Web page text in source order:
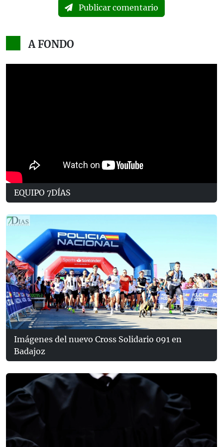
Publicar comentario
A FONDO
EQUIPO 7DÍAS
Imágenes del nuevo Cross Solidario 091 en
Badajoz